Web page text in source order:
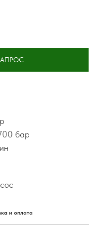
бар
и оплата